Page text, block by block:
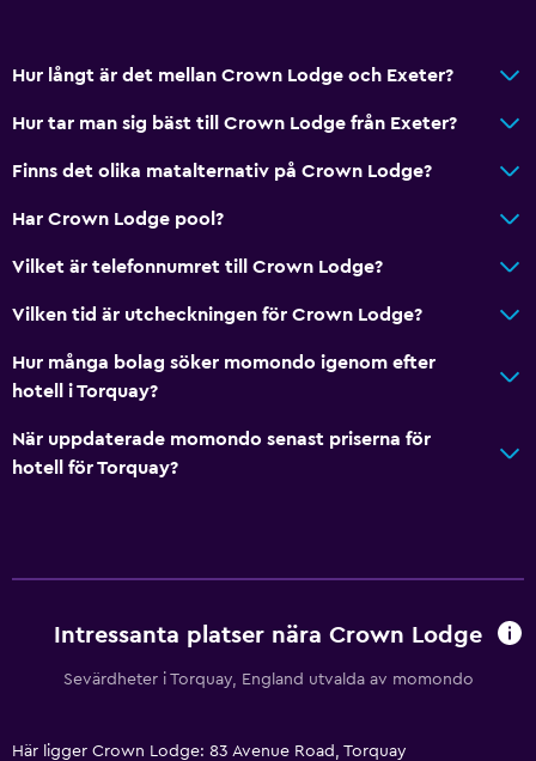
Hur långt är det mellan Crown Lodge och Exeter?
Hur tar man sig bäst till Crown Lodge från Exeter?
Finns det olika matalternativ på Crown Lodge?
Har Crown Lodge pool?
Vilket är telefonnumret till Crown Lodge?
Vilken tid är utcheckningen för Crown Lodge?
Hur många bolag söker momondo igenom efter
hotell i Torquay?
När uppdaterade momondo senast priserna för
hotell för Torquay?
Intressanta platser nära Crown Lodge
Sevärdheter i Torquay, England utvalda av momondo
Här ligger Crown Lodge: 83 Avenue Road, Torquay